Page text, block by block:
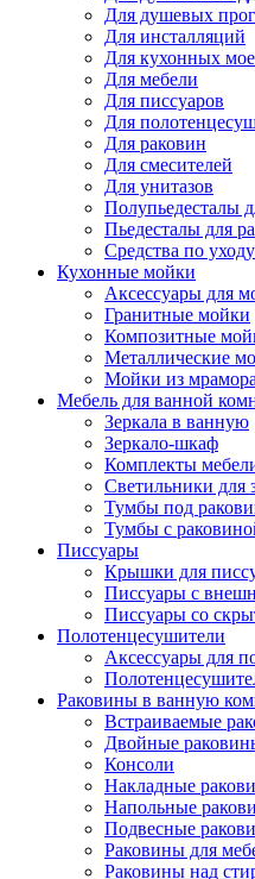
Для душевых
Для инсталляций
Для кухонных
Для мебели
Для писсуаров
Для
Для раковин
Для смесителей
Для унитазов
Полупьедесталы
Пьедесталы для
Средства по
Кухонные мойки
Аксессуары для
Гранитные мойки
Композитные
Металлические
Мойки из мрамора
Мебель для ванной
Зеркала в ванную
Зеркало-шкаф
Комплекты
Светильники для
Тумбы под
Тумбы с
Писсуары
Крышки для
Писсуары с
Писсуары со
Полотенцесушители
Аксессуары для
Раковины в ванную
Встраиваемые
Двойные
Консоли
Накладные
Напольные
Подвесные
Раковины для
Раковины над